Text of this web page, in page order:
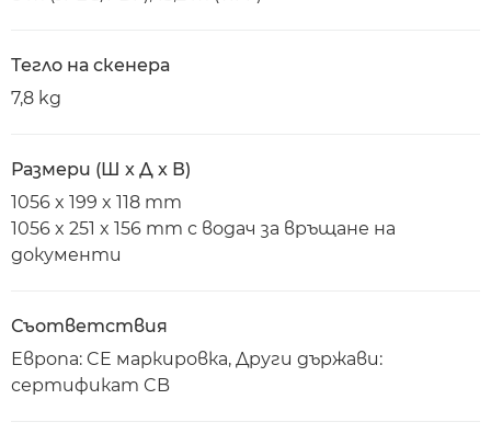
Тегло на скенера
7,8 kg
Размери (Ш x Д x В)
1056 x 199 x 118 mm
1056 x 251 x 156 mm с водач за връщане на
документи
Съответствия
Европа: CE маркировка, Други държави:
сертификат CB